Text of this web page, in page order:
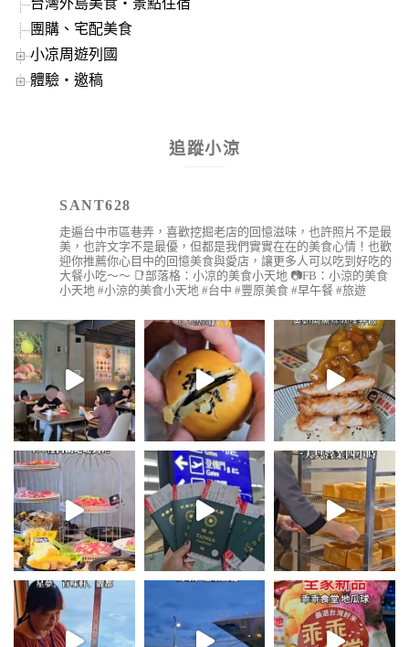
台灣外島美食‧景點住宿
團購、宅配美食
小凉周遊列國
體驗‧邀稿
追蹤小涼
SANT628
走遍台中市區巷弄，喜歡挖掘老店的回憶滋味，也許照片不是最
美，也許文字不是最優，但都是我們實實在在的美食心情！也歡
迎你推薦你心目中的回憶美食與愛店，讓更多人可以吃到好吃的
大餐小吃～～ 📑部落格：小凉的美食小天地 📷FB：小涼的美食
小天地 #小涼的美食小天地 #台中 #豐原美食 #早午餐 #旅遊